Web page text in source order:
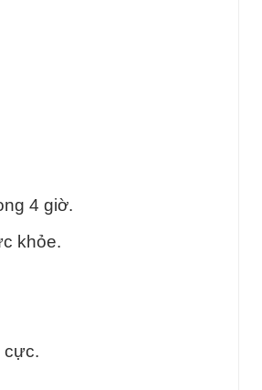
4 giờ.
khỏe.
cực.